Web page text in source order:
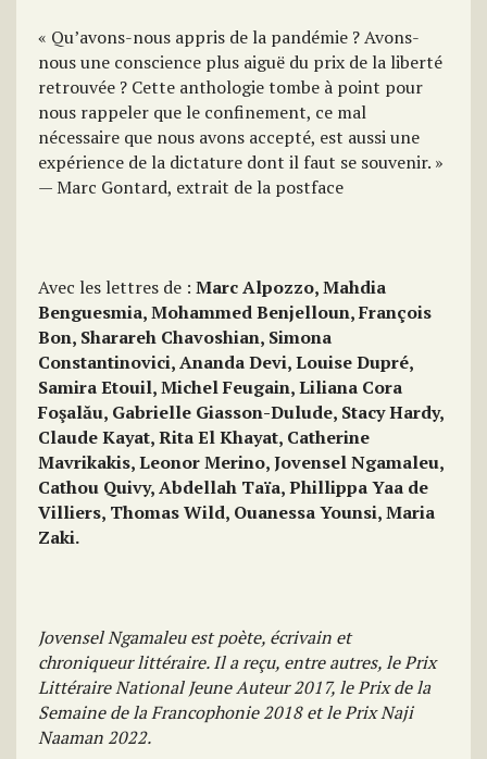
« Qu’avons-nous appris de la pandémie ? Avons-
nous une conscience plus aiguë du prix de la liberté
retrouvée ? Cette anthologie tombe à point pour
nous rappeler que le confinement, ce mal
nécessaire que nous avons accepté, est aussi une
expérience de la dictature dont il faut se souvenir. »
— Marc Gontard, extrait de la postface
Avec les lettres de : Marc Alpozzo, Mahdia
Benguesmia, Mohammed Benjelloun, François
Bon, Sharareh Chavoshian, Simona
Constantinovici, Ananda Devi, Louise Dupré,
Samira Etouil, Michel Feugain, Liliana Cora
Foşalău, Gabrielle Giasson-Dulude, Stacy Hardy,
Claude Kayat, Rita El Khayat, Catherine
Mavrikakis, Leonor Merino, Jovensel Ngamaleu,
Cathou Quivy, Abdellah Taïa, Phillippa Yaa de
Villiers, Thomas Wild, Ouanessa Younsi, Maria
Zaki.
Jovensel Ngamaleu est poète, écrivain et
chroniqueur littéraire. Il a reçu, entre autres, le Prix
Littéraire National Jeune Auteur 2017, le Prix de la
Semaine de la Francophonie 2018 et le Prix Naji
Naaman 2022.